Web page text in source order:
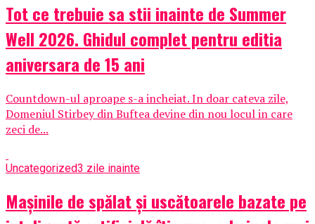
Tot ce trebuie sa stii inainte de Summer
Well 2026. Ghidul complet pentru editia
aniversara de 15 ani
Countdown-ul aproape s-a incheiat. In doar cateva zile,
Domeniul Stirbey din Buftea devine din nou locul in care
zeci de...
Uncategorized3 zile inainte
Mașinile de spălat și uscătoarele bazate pe